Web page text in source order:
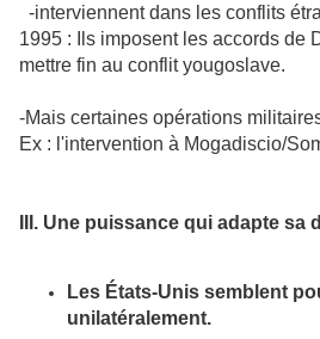
-interviennent dans les conflits
1995 : Ils imposent les accords de
mettre fin au conflit yougoslave.
-Mais certaines opérations
Ex : l'intervention à Mogadiscio/
III. Une puissance qui adapte sa
Les États-Unis semblent
unilatéralement.